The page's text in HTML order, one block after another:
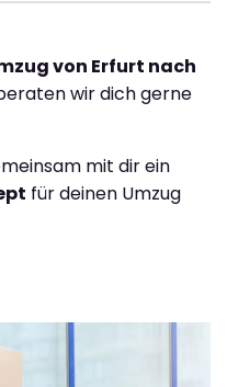
von Erfurt nach
wir dich gerne
mit dir ein
für deinen Umzug